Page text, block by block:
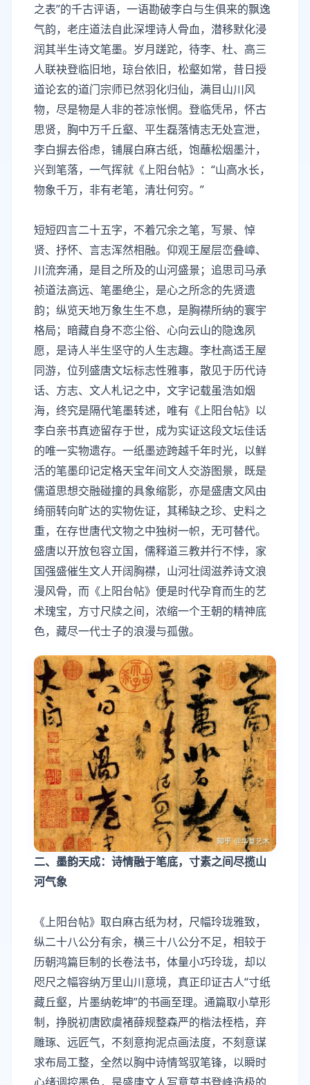
之表”的千古评语，一语勘破李白与生俱来的飘逸
气韵，老庄道法自此深埋诗人骨血，潜移默化浸
润其半生诗文笔墨。岁月蹉跎，待李、杜、高三
人联袂登临旧地，琼台依旧，松壑如常，昔日授
道论玄的道门宗师已然羽化归仙，满目山川风
物，尽是物是人非的苍凉怅惘。登临凭吊，怀古
思贤，胸中万千丘壑、平生磊落情志无处宣泄，
李白摒去俗虑，铺展白麻古纸，饱蘸松烟墨汁，
兴到笔落，一气挥就《上阳台帖》：“山高水长，
物象千万，非有老笔，清壮何穷。”
短短四言二十五字，不着冗余之笔，写景、悼
贤、抒怀、言志浑然相融。仰观王屋层峦叠嶂、
川流奔涌，是目之所及的山河盛景；追思司马承
祯道法高远、笔墨绝尘，是心之所念的先贤遗
韵；纵览天地万象生生不息，是胸襟所纳的寰宇
格局；暗藏自身不恋尘俗、心向云山的隐逸夙
愿，是诗人半生坚守的人生志趣。李杜高适王屋
同游，位列盛唐文坛标志性雅事，散见于历代诗
话、方志、文人札记之中，文字记载虽浩如烟
海，终究是隔代笔墨转述，唯有《上阳台帖》以
李白亲书真迹留存于世，成为实证这段文坛佳话
的唯一实物遗存。一纸墨迹跨越千年时光，以鲜
活的笔墨印记定格天宝年间文人交游图景，既是
儒道思想交融碰撞的具象缩影，亦是盛唐文风由
绮丽转向旷达的实物佐证，其稀缺之珍、史料之
重，在存世唐代文物之中独树一帜，无可替代。
盛唐以开放包容立国，儒释道三教并行不悖，家
国强盛催生文人开阔胸襟，山河壮阔滋养诗文浪
漫风骨，而《上阳台帖》便是时代孕育而生的艺
术瑰宝，方寸尺牍之间，浓缩一个王朝的精神底
色，藏尽一代士子的浪漫与孤傲。
二、墨韵天成：诗情融于笔底，寸素之间尽揽山
河气象
《上阳台帖》取白麻古纸为材，尺幅玲珑雅致，
纵二十八公分有余，横三十八公分不足，相较于
历朝鸿篇巨制的长卷法书，体量小巧玲珑，却以
咫尺之幅容纳万里山川意境，真正印证古人“寸纸
藏丘壑，片墨纳乾坤”的书画至理。通篇取小草形
制，挣脱初唐欧虞褚薛规整森严的楷法桎梏，弃
雕琢、远匠气，不刻意拘泥点画法度，不刻意谋
求布局工整，全然以胸中诗情驾驭笔锋，以瞬时